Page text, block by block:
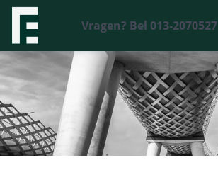
Vragen? Bel 013-2070527